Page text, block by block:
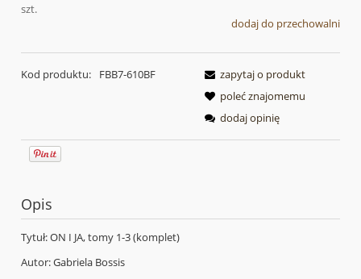
szt.
dodaj do przechowalni
Kod produktu: FBB7-610BF
zapytaj o produkt
poleć znajomemu
dodaj opinię
Opis
Tytuł: ON I JA, tomy 1-3 (komplet)
Autor: Gabriela Bossis